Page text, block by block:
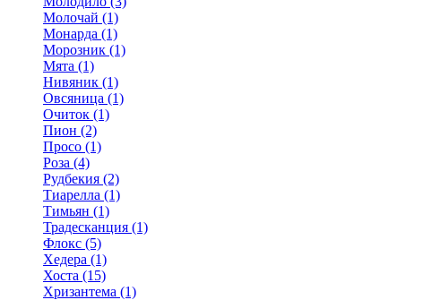
Молочай (1)
Монарда (1)
Морозник (1)
Мята (1)
Нивяник (1)
Овсяница (1)
Очиток (1)
Пион (2)
Просо (1)
Роза (4)
Рудбекия (2)
Тиарелла (1)
Тимьян (1)
Традесканция (1)
Флокс (5)
Хедера (1)
Хоста (15)
Хризантема (1)